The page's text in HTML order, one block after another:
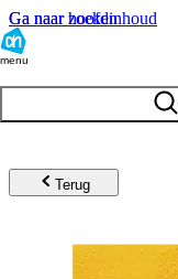
Ga naar hoofdinhoud
Ga naar zoeken
menu
Terug